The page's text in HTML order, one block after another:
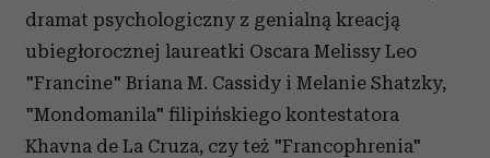
dramat psychologiczny z genialną kreacją
ubiegłorocznej laureatki Oscara Melissy Leo
"Francine" Briana M. Cassidy i Melanie Shatzky,
"Mondomanila" filipińskiego kontestatora
Khavna de La Cruza, czy też "Francophrenia"